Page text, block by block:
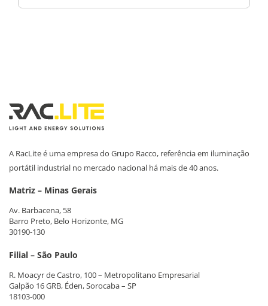
A RacLite é uma empresa do Grupo Racco, referência em iluminação
portátil industrial no mercado nacional há mais de 40 anos.
Matriz – Minas Gerais
Av. Barbacena, 58
Barro Preto, Belo Horizonte, MG
30190-130
Filial – São Paulo
R. Moacyr de Castro, 100 – Metropolitano Empresarial
Galpão 16 GRB, Éden, Sorocaba – SP
18103-000